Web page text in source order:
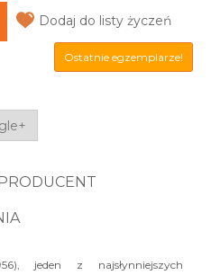
Dodaj do listy życzeń
Ostatnie egzemplarze!
jeden z najsłynniejszych